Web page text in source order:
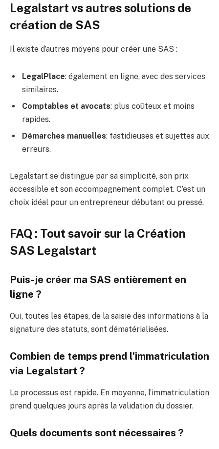
Legalstart vs autres solutions de
création de SAS
Il existe d’autres moyens pour créer une SAS :
LegalPlace: également en ligne, avec des services
similaires.
Comptables et avocats: plus coûteux et moins
rapides.
Démarches manuelles: fastidieuses et sujettes aux
erreurs.
Legalstart se distingue par sa simplicité, son prix
accessible et son accompagnement complet. C’est un
choix idéal pour un entrepreneur débutant ou pressé.
FAQ : Tout savoir sur la Création
SAS Legalstart
Puis-je créer ma SAS entièrement en
ligne ?
Oui, toutes les étapes, de la saisie des informations à la
signature des statuts, sont dématérialisées.
Combien de temps prend l’immatriculation
via Legalstart ?
Le processus est rapide. En moyenne, l’immatriculation
prend quelques jours après la validation du dossier.
Quels documents sont nécessaires ?